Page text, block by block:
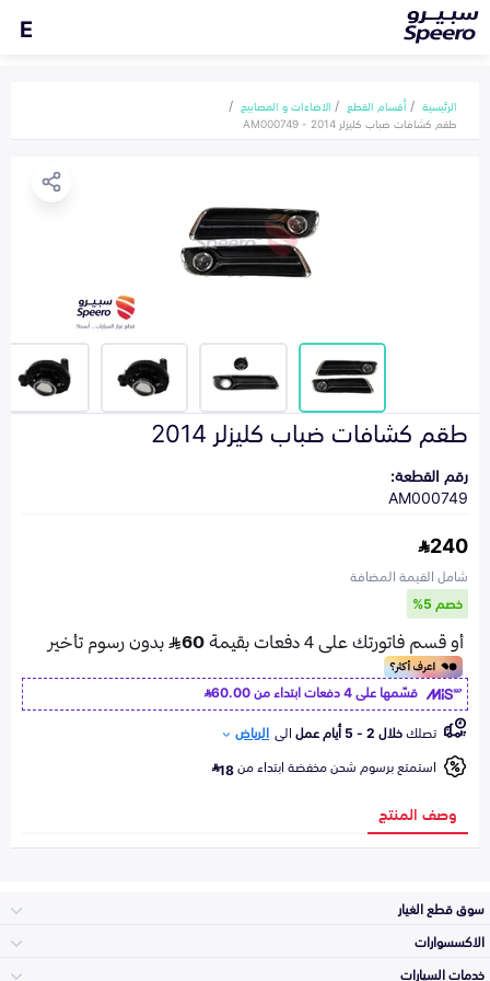
E
الرئيسية أقسام القطع
الاضاءات و المصابيح
طقم كشافات ضباب كليزلر 2014 - AM000749
طقم كشافات ضباب كليزلر 2014
رقم القطعة:
AM000749
240
شامل القيمة المضافة
خصم 5%
قسّمها على 4 دفعات ابتداء من
60.00
تصلكخلال 2 - 5 أيام عمل الى الرياض
استمتع برسوم شحن مخفضة ابتداء من18
وصف المنتج
سوق قطع الغيار
الاكسسوارات
خدمات السيارات